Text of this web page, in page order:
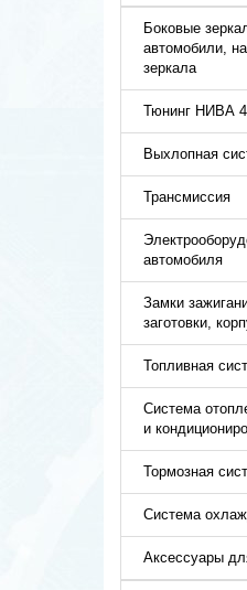
Боковые
автомобили,
зеркала
Тюнинг НИВА
Выхлопная
Трансмиссия
автомобиля
Замки
заготовки,
Топливная
Система
и
Тормозная
Система
Аксессуары